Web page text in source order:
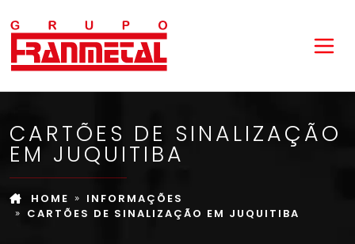
CARTÕES DE SINALIZAÇÃO
EM JUQUITIBA
HOME
INFORMAÇÕES
CARTÕES DE SINALIZAÇÃO EM JUQUITIBA